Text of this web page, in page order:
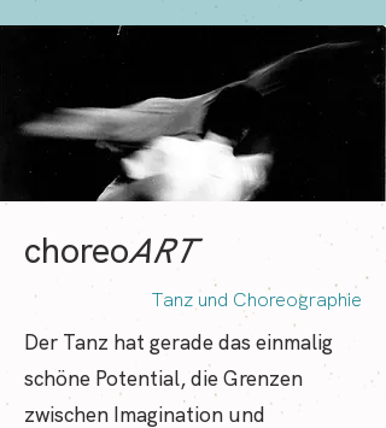
choreoART
Tanz und Choreographie
Der Tanz hat gerade das einmalig
schöne Potential, die Grenzen
zwischen Imagination und